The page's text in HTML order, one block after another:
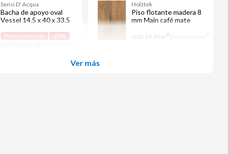
Sensi D' Acqua
Bacha de apoyo oval
Vessel 14.5 x 40 x 33.5
Precio internet
-20%
Holztek
Piso flotante madera 8
mm Main café mate
USD 29,90 m2 |
Ver más